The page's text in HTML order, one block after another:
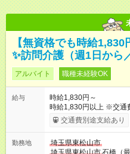
【無資格でも時給
✨訪問介護（週1日から
アルバイト 職種未経験OK
給与
時給1,830円～
時給1,830円以上 ※交通
考慮して決定します 【収入例】 週1回勤務の場合：1,830円×8時
間×4回=5万8,560円 週3回勤務の場合：1,830円×8時間×12回
月 ※ 雇用形態と給与に
交通費別途支給あり
勤務地
埼玉県東松山市
埼玉県東松山市石橋（